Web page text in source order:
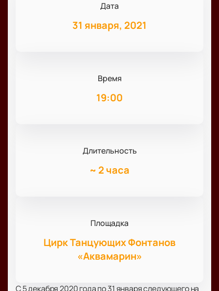
Дата
31 января, 2021
Время
19:00
Длительность
~ 2 часа
Площадка
Цирк Танцующих Фонтанов
«Аквамарин»
С 5 декабря 2020 года по 31 января следующего на